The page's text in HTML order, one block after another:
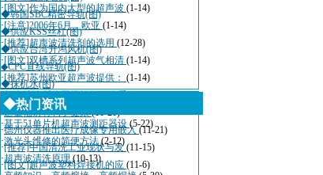
◆韩国SBC精密导轨(图)
◆供应KSS丝杠(图)
◆供应台湾升鸿风机(图)
◆CPC直线导轨(图)
◆抹机水(图)
·[图文]作为国内大型的超声波 (1-14)
·[注意]2006年6月，欧亚 (1-14)
·[推荐]超声波清洗剂的选用 (12-28)
·[图文]双槽系列超声波气相清 (1-14)
·[推荐]苏州欧亚超声波提供： (1-14)
超声波诊断仪国际招标10月看
·适量辐射有利于健康(11-20)
·德州仪器推出医疗成像专用嵌入 (11-21)
·[推荐]中国清洗工业现状与发(11-15)
·[图文]超声波塑料焊接机的应 (11-6)
◆热门资讯
·基于51单片机超声波测距器设 (5-22)
·激光头维修的简便方法(2-12)
·超声波清洗原理(10-13)